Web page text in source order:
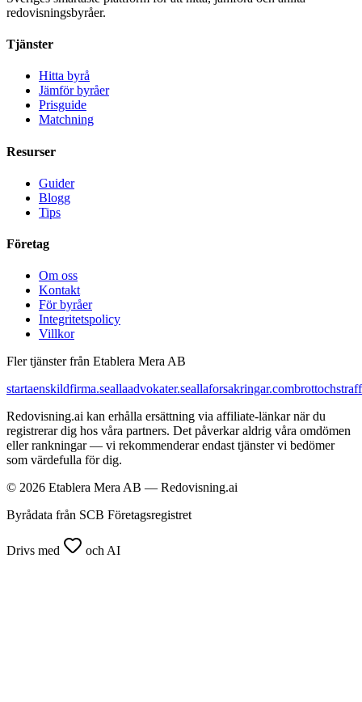
redovisningsbyråer.
Tjänster
Hitta byrå
Jämför byråer
Prisguide
Matchning
Resurser
Guider
Blogg
Tips
Företag
Om oss
Kontakt
För byråer
Integritetspolicy
Villkor
Fler tjänster från Etablera Mera AB
startaenskildfirma.seallaadvokater.seallaforsakringar.com
Redovisning.ai kan erhålla ersättning via affiliate-länkar när du
registrerar dig hos våra partners. Det påverkar aldrig våra omdömen
eller rankningar — vi rekommenderar endast tjänster vi bedömer
som värdefulla för dig.
© 2026 Etablera Mera AB — Redovisning.ai
Byrådata från SCB Företagsregistret
Drivs med och AI